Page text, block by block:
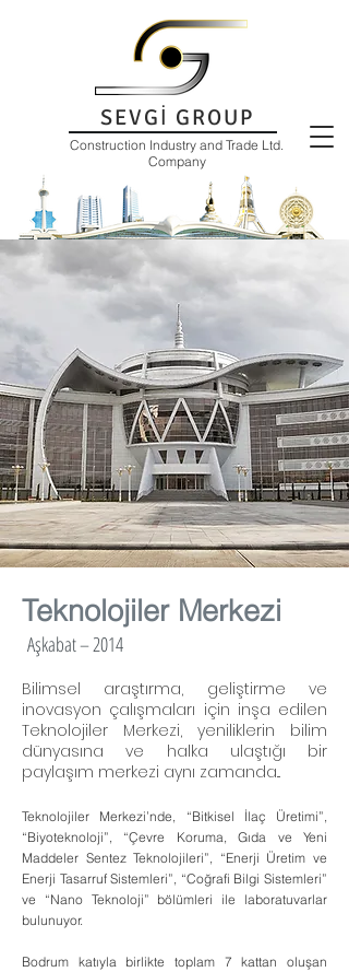
SEVGİ GROUP
Construction Industry and Trade Ltd.
Company
Teknolojiler Merkezi
Aşkabat – 2014
Bilimsel araştırma, geliştirme ve
inovasyon çalışmaları için inşa edilen
Teknolojiler Merkezi, yeniliklerin bilim
dünyasına ve halka ulaştığı bir
paylaşım merkezi aynı zamanda...
Teknolojiler Merkezi’nde, “Bitkisel İlaç Üretimi”,
“Biyoteknoloji”, “Çevre Koruma, Gıda ve Yeni
Maddeler Sentez Teknolojileri”, “Enerji Üretim ve
Enerji Tasarruf Sistemleri”, “Coğrafi Bilgi Sistemleri”
ve “Nano Teknoloji” bölümleri ile laboratuvarlar
bulunuyor.
Bodrum katıyla birlikte toplam 7 kattan oluşan